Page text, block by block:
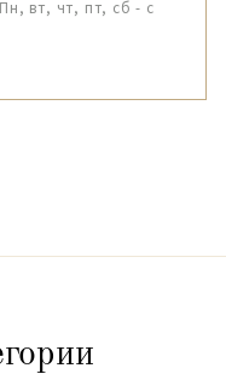
вт, чт, пт, сб - с